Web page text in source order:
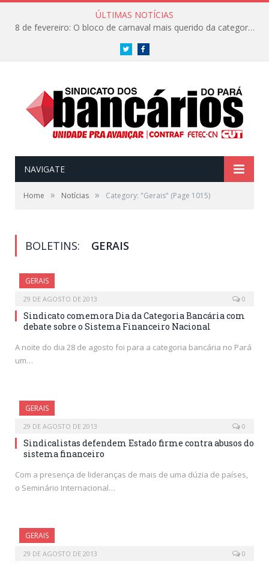
ÚLTIMAS NOTÍCIAS
8 de fevereiro: O bloco de carnaval mais querido da categoria já tem data. Vem pro CarnaBancários 2025!
Twitter
NAVIGATE
Home » Notícias » Category: "Gerais" (Page 1015)
BOLETINS: GERAIS
GERAIS
29 DE AGOSTO DE 2013 0
Sindicato comemora Dia da Categoria Bancária com
debate sobre o Sistema Financeiro Nacional
A noite do dia 28 de agosto foi para a categoria bancária no Pará
um…
GERAIS
29 DE AGOSTO DE 2013 0
Sindicalistas defendem Estado firme contra abusos do
sistema financeiro
Com a presença de lideranças de mais de uma dúzia de países,
o Seminário Internacional…
GERAIS
29 DE AGOSTO DE 2013 0